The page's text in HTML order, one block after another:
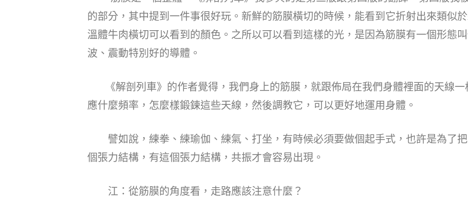
的部分，其中提到一件事很好玩。新鮮的筋膜橫切的時候，能看到它折射出來類似
溫體牛肉橫切可以看到的顏色。之所以可以看到這樣的光，是因為筋膜有一個形態
波、震動特別好的導體。
《解剖列車》的作者覺得，我們身上的筋膜，就跟佈局在我們身體裡面的天線一
應什麼頻率，怎麼樣鍛鍊這些天線，然後調教它，可以更好地運用身體。
譬如說，練拳、練瑜伽、練氣、打坐，有時候必須要做個起手式，也許是為了
個張力結構，有這個張力結構，共振才會容易出現。
江：從筋膜的角度看，走路應該注意什麼？